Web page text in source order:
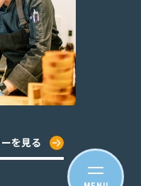
を見る